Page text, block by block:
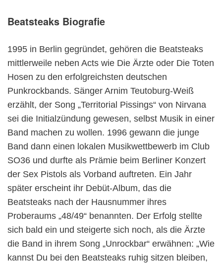
Beatsteaks Biografie
1995 in Berlin gegründet, gehören die Beatsteaks
mittlerweile neben Acts wie Die Ärzte oder Die Toten
Hosen zu den erfolgreichsten deutschen
Punkrockbands. Sänger Arnim Teutoburg-Weiß
erzählt, der Song „Territorial Pissings“ von Nirvana
sei die Initialzündung gewesen, selbst Musik in einer
Band machen zu wollen. 1996 gewann die junge
Band dann einen lokalen Musikwettbewerb im Club
SO36 und durfte als Prämie beim Berliner Konzert
der Sex Pistols als Vorband auftreten. Ein Jahr
später erscheint ihr Debüt-Album, das die
Beatsteaks nach der Hausnummer ihres
Proberaums „48/49“ benannten. Der Erfolg stellte
sich bald ein und steigerte sich noch, als die Ärzte
die Band in ihrem Song „Unrockbar“ erwähnen: „Wie
kannst Du bei den Beatsteaks ruhig sitzen bleiben,